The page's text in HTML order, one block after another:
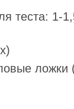
теста: 1-
ложки